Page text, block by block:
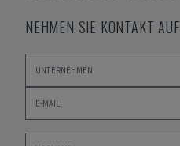
NEHMEN SIE KONTAKT AUF